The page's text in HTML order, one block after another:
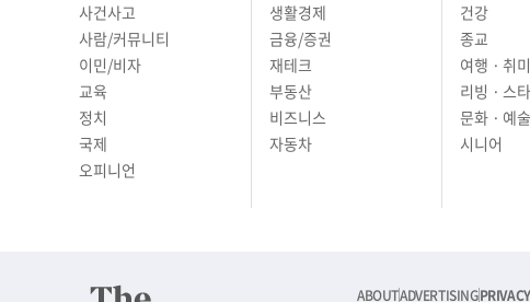
사건사고
사람/커뮤니티
이민/비자
교육
정치
국제
오피니언
생활경제
금융/증권
재테크
부동산
비즈니스
자동차
건강
종교
여행 · 취미
리빙 · 스
문화 · 예술
시니어
ABOUTADVERTISING